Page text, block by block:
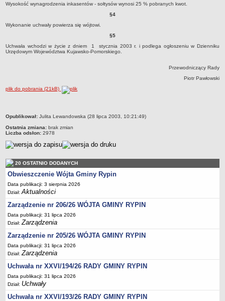
Pracownicy urzędu - baza magazynowo - warsztatowa
Regulamin naboru na wolne stanowiska urzędnicze
Ogłoszenia o naborze na wolne stanowiska urzędnicze
Lista kandydatów spełniających wymagania formalne w naborach na
Wyniki naboru na wolne stanowiska urzędnicze
Sygnaliści
Galeria
Raporty o stanie dostępności
Wnioski
WŁADZE I STRUKTURA
Struktura organizacyjna
Rada gminy
Wójt
Urząd gminy
Jednostki organizacyjne, GOPS, Instytucja kultury, OSP
Jednostki pomocnicze - sołectwa
Plan pracy komisji rewizyjnej
PRAWO LOKALNE
Statut
Wysokość wynagrodzenia inkasentów - sołtysów wynosi 25 % pobranych kwot.
§4
Wykonanie uchwały powierza się wójtowi.
§5
Uchwała wchodzi w życie z dniem 1 stycznia 2003 r. i podlega ogłoszeniu w Dzienniku
Urzędowym Województwa Kujawsko-Pomorskiego.
Przewodniczący Rady
Piotr Pawłowski
plik do pobrania (21kB)
metryczka
Opublikował: Julita Lewandowska (28 lipca 2003, 10:21:49)
Ostatnia zmiana: brak zmian
Liczba odsłon: 2978
20 OSTATNIO DODANYCH
Obwieszczenie Wójta Gminy Rypin
Data publikacji: 3 sierpnia 2026
Dział:Aktualności
Zarządzenie nr 206/26 WÓJTA GMINY RYPIN
Data publikacji: 31 lipca 2026
Dział:Zarządzenia
Zarządzenie nr 205/26 WÓJTA GMINY RYPIN
Data publikacji: 31 lipca 2026
Dział:Zarządzenia
Uchwała nr XXVI/194/26 RADY GMINY RYPIN
Data publikacji: 31 lipca 2026
Dział: Uchwały
Uchwała nr XXVI/193/26 RADY GMINY RYPIN